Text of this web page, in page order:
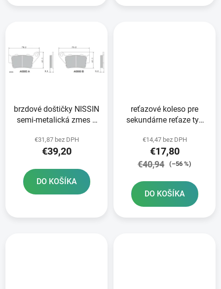
brzdové doštičky NISSIN
semi-metalická zmes 2
€31,87 bez DPH
€39,20
DO KOŠÍKA
reťazové koleso pre
sekundárne reťaze typ
€14,47 bez DPH
€17,80
€40,94 (–56 %)
DO KOŠÍKA